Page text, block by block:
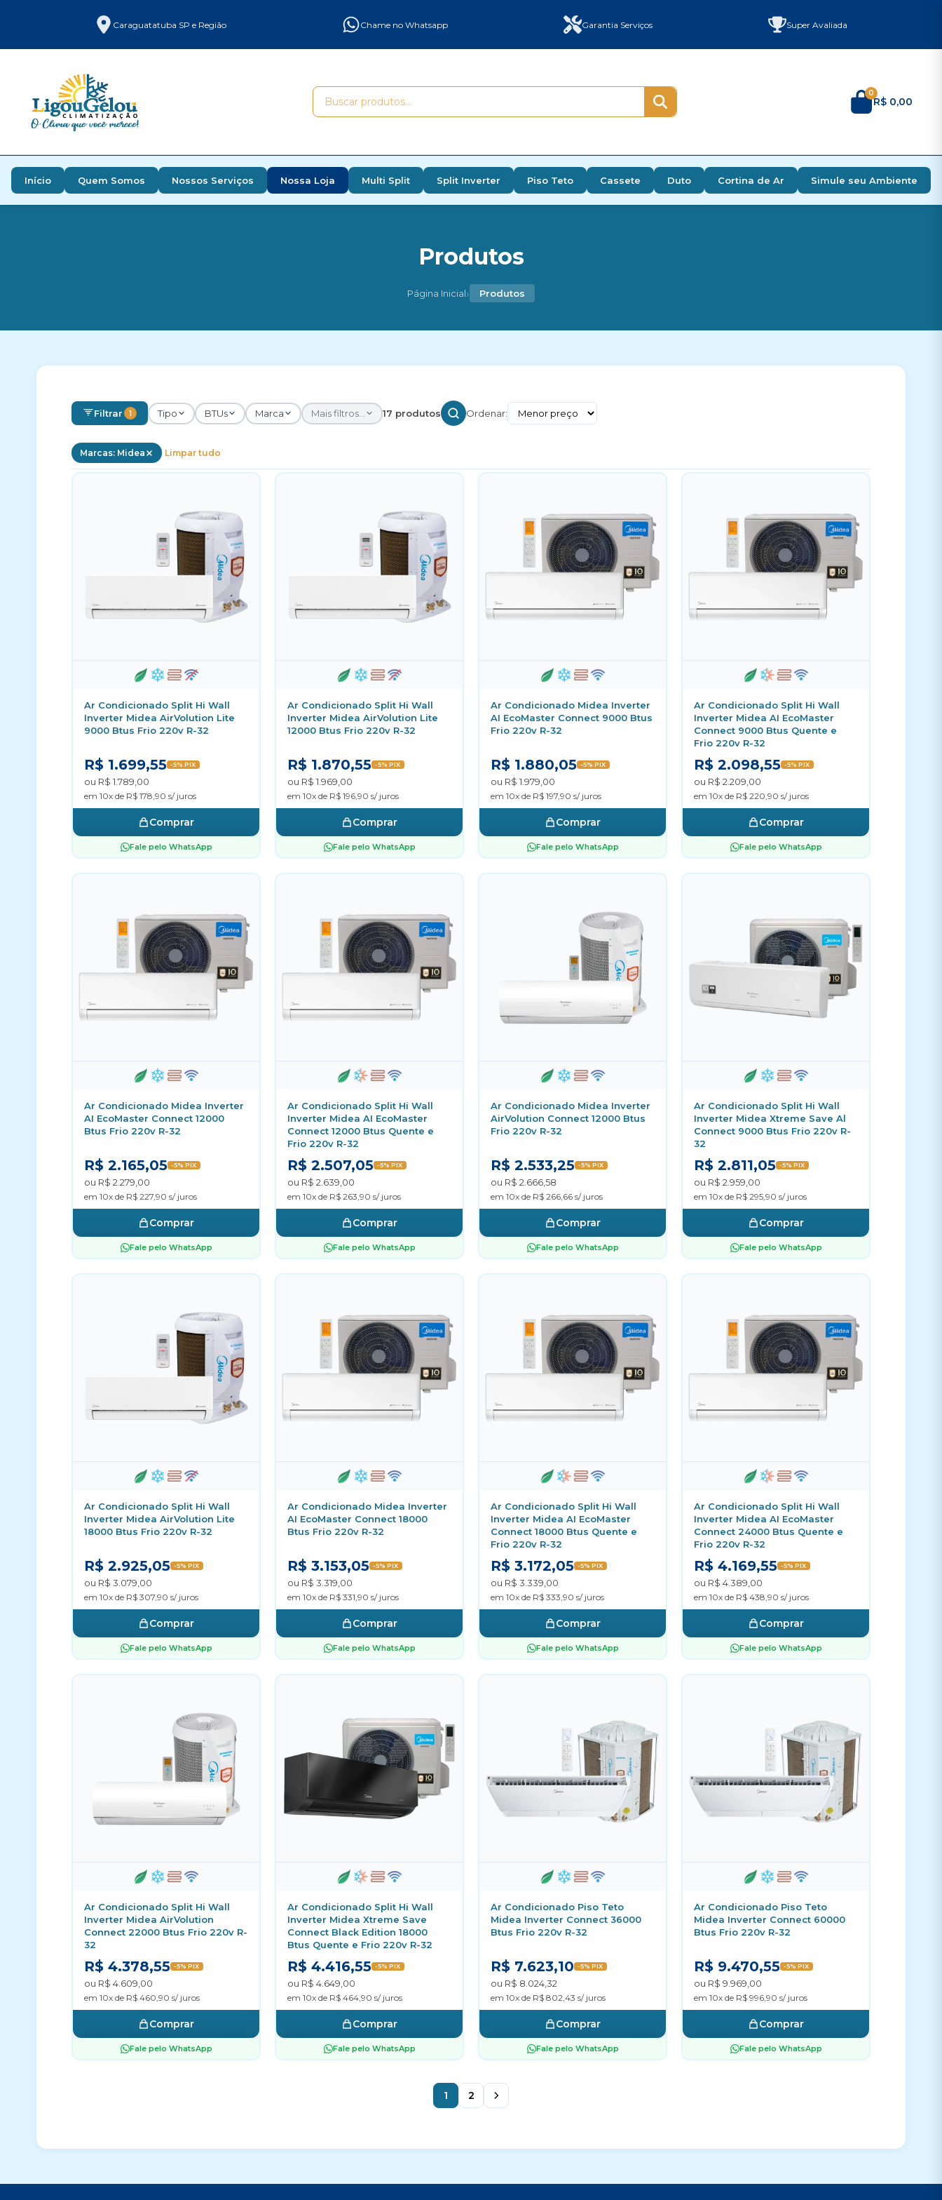
Caraguatatuba SP e Região Chame no Whatsapp Garantia Serviços Super Avaliada
0
R$ 0,00
Início Quem Somos Nossos Serviços Nossa Loja Multi Split Split Inverter Piso Teto Cassete Duto Cortina de Ar Simule seu Ambiente
Produtos
Página Inicial› Produtos
Filtrar 1 Tipo BTUs Marca Mais filtros... 17 produtos Ordenar:
Marcas: Midea Limpar tudo
Ar Condicionado Split Hi Wall
Inverter Midea AirVolution Lite
9000 Btus Frio 220v R-32
R$ 1.699,55 -5% PIX
ou R$ 1.789,00
em 10x de R$ 178,90 s/ juros
Comprar
Fale pelo WhatsApp
Ar Condicionado Split Hi Wall
Inverter Midea AirVolution Lite
12000 Btus Frio 220v R-32
R$ 1.870,55 -5% PIX
ou R$ 1.969,00
em 10x de R$ 196,90 s/ juros
Comprar
Fale pelo WhatsApp
Ar Condicionado Midea Inverter
AI EcoMaster Connect 9000 Btus
Frio 220v R-32
R$ 1.880,05 -5% PIX
ou R$ 1.979,00
em 10x de R$ 197,90 s/ juros
Comprar
Fale pelo WhatsApp
Ar Condicionado Split Hi Wall
Inverter Midea AI EcoMaster
Connect 9000 Btus Quente e
Frio 220v R-32
R$ 2.098,55 -5% PIX
ou R$ 2.209,00
em 10x de R$ 220,90 s/ juros
Comprar
Fale pelo WhatsApp
Ar Condicionado Midea Inverter
AI EcoMaster Connect 12000
Btus Frio 220v R-32
R$ 2.165,05 -5% PIX
ou R$ 2.279,00
em 10x de R$ 227,90 s/ juros
Comprar
Fale pelo WhatsApp
Ar Condicionado Split Hi Wall
Inverter Midea AI EcoMaster
Connect 12000 Btus Quente e
Frio 220v R-32
R$ 2.507,05 -5% PIX
ou R$ 2.639,00
em 10x de R$ 263,90 s/ juros
Comprar
Fale pelo WhatsApp
Ar Condicionado Midea Inverter
AirVolution Connect 12000 Btus
Frio 220v R-32
R$ 2.533,25 -5% PIX
ou R$ 2.666,58
em 10x de R$ 266,66 s/ juros
Comprar
Fale pelo WhatsApp
Ar Condicionado Split Hi Wall
Inverter Midea Xtreme Save Al
Connect 9000 Btus Frio 220v R-
32
R$ 2.811,05 -5% PIX
ou R$ 2.959,00
em 10x de R$ 295,90 s/ juros
Comprar
Fale pelo WhatsApp
Ar Condicionado Split Hi Wall
Inverter Midea AirVolution Lite
18000 Btus Frio 220v R-32
R$ 2.925,05 -5% PIX
ou R$ 3.079,00
em 10x de R$ 307,90 s/ juros
Comprar
Fale pelo WhatsApp
Ar Condicionado Midea Inverter
AI EcoMaster Connect 18000
Btus Frio 220v R-32
R$ 3.153,05 -5% PIX
ou R$ 3.319,00
em 10x de R$ 331,90 s/ juros
Comprar
Fale pelo WhatsApp
Ar Condicionado Split Hi Wall
Inverter Midea AI EcoMaster
Connect 18000 Btus Quente e
Frio 220v R-32
R$ 3.172,05 -5% PIX
ou R$ 3.339,00
em 10x de R$ 333,90 s/ juros
Comprar
Fale pelo WhatsApp
Ar Condicionado Split Hi Wall
Inverter Midea AI EcoMaster
Connect 24000 Btus Quente e
Frio 220v R-32
R$ 4.169,55 -5% PIX
ou R$ 4.389,00
em 10x de R$ 438,90 s/ juros
Comprar
Fale pelo WhatsApp
Ar Condicionado Split Hi Wall
Inverter Midea AirVolution
Connect 22000 Btus Frio 220v R-
32
R$ 4.378,55 -5% PIX
ou R$ 4.609,00
em 10x de R$ 460,90 s/ juros
Comprar
Fale pelo WhatsApp
Ar Condicionado Split Hi Wall
Inverter Midea Xtreme Save
Connect Black Edition 18000
Btus Quente e Frio 220v R-32
R$ 4.416,55 -5% PIX
ou R$ 4.649,00
em 10x de R$ 464,90 s/ juros
Comprar
Fale pelo WhatsApp
Ar Condicionado Piso Teto
Midea Inverter Connect 36000
Btus Frio 220v R-32
R$ 7.623,10 -5% PIX
ou R$ 8.024,32
em 10x de R$ 802,43 s/ juros
Comprar
Fale pelo WhatsApp
Ar Condicionado Piso Teto
Midea Inverter Connect 60000
Btus Frio 220v R-32
R$ 9.470,55 -5% PIX
ou R$ 9.969,00
em 10x de R$ 996,90 s/ juros
Comprar
Fale pelo WhatsApp
1 2